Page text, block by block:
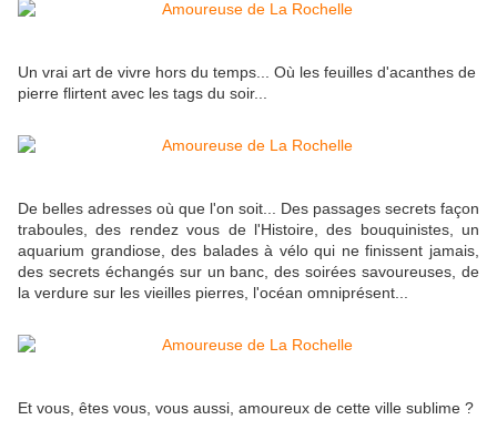
Un vrai art de vivre hors du temps... Où les feuilles d'acanthes de
pierre flirtent avec les tags du soir...
De belles adresses où que l'on soit... Des passages secrets façon
traboules, des rendez vous de l'Histoire, des bouquinistes, un
aquarium grandiose, des balades à vélo qui ne finissent jamais,
des secrets échangés sur un banc, des soirées savoureuses, de
la verdure sur les vieilles pierres, l'océan omniprésent...
Et vous, êtes vous, vous aussi, amoureux de cette ville sublime ?